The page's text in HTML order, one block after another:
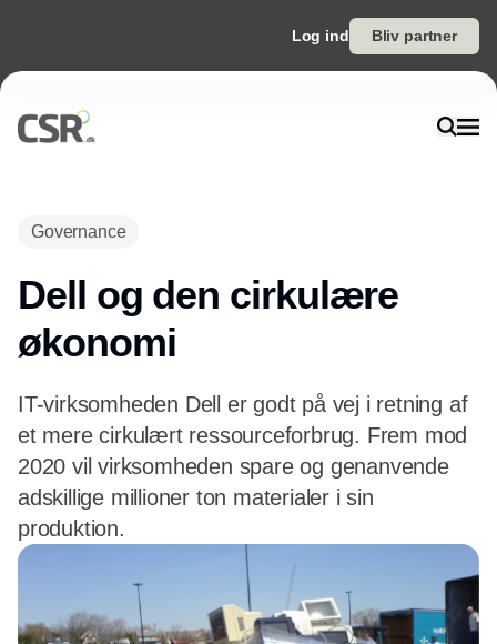
Log ind Bliv partner
Governance
Dell og den cirkulære
økonomi
IT-virksomheden Dell er godt på vej i retning af
et mere cirkulært ressourceforbrug. Frem mod
2020 vil virksomheden spare og genanvende
adskillige millioner ton materialer i sin
produktion.